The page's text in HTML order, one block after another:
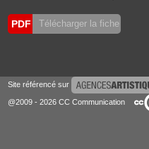
PDF Télécharger la fiche
Site référencé sur
@2009 - 2026 CC Communication